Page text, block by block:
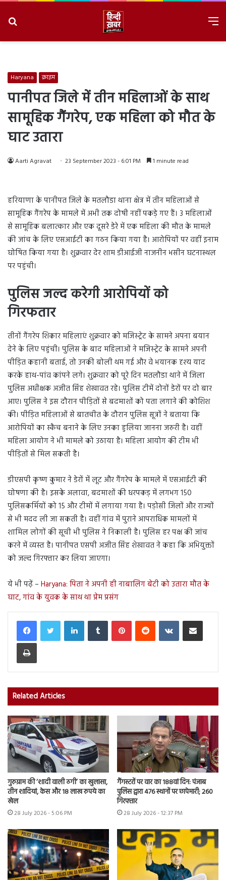
Haryana क्राइम
पानीपत जिले में तीन महिलाओं के साथ
सामूहिक गैंगरेप, एक महिला को मौत के
घाट उतारा
Aarti Agravat 23 September 2023 - 6:01 PM 1 minute read
हरियाणा के पानीपत जिले के मतलौडा थाना क्षेत्र में तीन महिलाओं से
सामूहिक गैंगरेप के मामले में अभी तक दोषी नहीं पकड़े गए हैं। 3 महिलाओं
से सामूहिक बलात्कार और एक दूसरे डेरे में एक महिला की मौत के मामले
की जांच के लिए एसआईटी का गठन किया गया है। आरोपियों पर वहीं इनाम
घोषित किया गया है। शुक्रवार देर शाम डीआईजी नाजनीन भसीन घटनास्थल
पर पहुंची।
पुलिस जल्द करेगी आरोपियों को
गिरफतार
तीनों गैंगरेप शिकार महिलाएं शुक्रवार को मजिस्ट्रेट के सामने अपना बयान
देने के लिए पहुंची। पुलिस के बाद महिलाओं ने मजिस्ट्रेट के सामने अपनी
पीड़ित कहानी बताई, तो उनकी बोली थम गई और वे भयानक दृश्य याद
करके हाथ-पांव कांपने लगे। शुक्रवार को पूरे दिन मतलौडा थाने में जिला
पुलिस अधीक्षक अजीत सिंह शेखावत रहे। पुलिस टीमें दोनों डेरों पर दो बार
आए। पुलिस ने इस दौरान पीड़ितों से बदमाशों को पता लगाने की कोशिश
की। पीड़ित महिलाओं से बातचीत के दौरान पुलिस सूत्रों ने बताया कि
आरोपियों का स्कैच बनाने के लिए उनका हुलिया जानना जरुरी है। वहीं
महिला आयोग ने भी मामले को उठाया है। महिला आयोग की टीम भी
पीड़ितों से मिल सकती है।
डीएसपी कृष्ण कुमार ने डेरों में लूट और गैंगरेप के मामले में एसआईटी की
घोषणा की है। इसके अलावा, बदमाशों की धरपकड़ में लगभग 150
पुलिसकर्मियों को 15 और टीमों में लगाया गया है। पड़ोसी जिलों और राज्यों
से भी मदद ली जा सकती है। वहीं गांव में पुराने आपराधिक मामलों में
शामिल लोगों की सूची भी पुलिस ने निकाली है। पुलिस हर पक्ष की जांच
करने में व्यस्त है। पानीपत एसपी अजीत सिंह शेखावत ने कहा कि अभियुक्तों
को जल्द गिरफ्तार कर लिया जाएगा।
ये भी पढ़ें – Haryana: पिता ने अपनी ही नाबालिग बेटी को उतारा मौत के
घाट, गांव के युवक के साथ था प्रेम प्रसंग
LinkedInTumblr PinterestReddit VKontakteShare via Email
Print
Related Articles
गुरुग्राम की ‘शादी वाली ठगी’ का खुलासा,
तीन शादियां, केस और 18 लाख रुपये का
खेल
28 July 2026 - 5:06 PM
गैंगस्टरों पर वार का 188वां दिन: पंजाब
पुलिस द्वारा 476 स्थानों पर छापेमारी; 260
गिरफ्तार
28 July 2026 - 12:37 PM